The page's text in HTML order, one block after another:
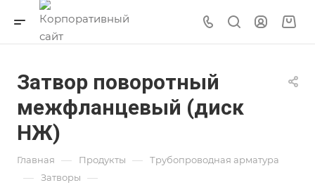
Затвор поворотный
межфланцевый (диск
НЖ)
Главная — Продукты — Трубопроводная арматура
— Затворы —